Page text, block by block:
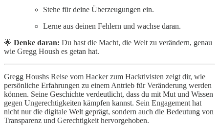
Stehe für deine Überzeugungen ein.
Lerne aus deinen Fehlern und wachse daran.
🌟 Denke daran: Du hast die Macht, die Welt zu verändern, genau
wie Gregg Housh es getan hat.
Gregg Houshs Reise vom Hacker zum Hacktivisten zeigt dir, wie
persönliche Erfahrungen zu einem Antrieb für Veränderung werden
können. Seine Geschichte verdeutlicht, dass du mit Mut und Wissen
gegen Ungerechtigkeiten kämpfen kannst. Sein Engagement hat
nicht nur die digitale Welt geprägt, sondern auch die Bedeutung von
Transparenz und Gerechtigkeit hervorgehoben.